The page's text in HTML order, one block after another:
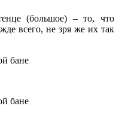
(большое) – то, что
всего, не зря же их так